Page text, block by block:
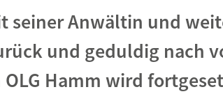
Digitalisierung
seiner Anwältin und
und geduldig nach
Hamm wird